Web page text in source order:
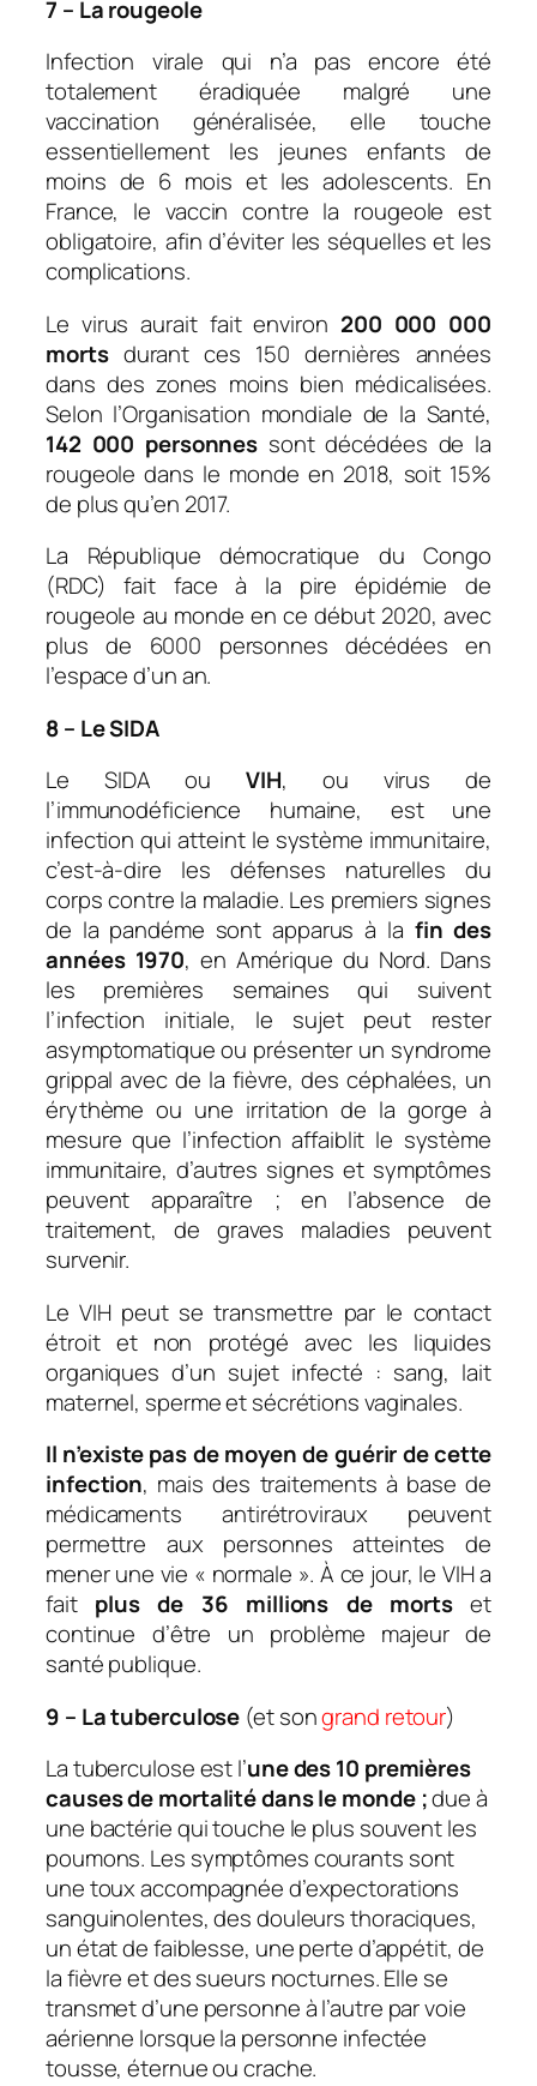
7 – La rougeole
Infection virale qui n’a pas encore été
totalement éradiquée malgré une
vaccination généralisée, elle touche
essentiellement les jeunes enfants de
moins de 6 mois et les adolescents. En
France, le vaccin contre la rougeole est
obligatoire, afin d’éviter les séquelles et les
complications.
Le virus aurait fait environ 200 000 000
mortsdurant ces 150 dernières années
dans des zones moins bien médicalisées.
Selon l’Organisation mondiale de la Santé,
142 000 personnes sont décédées de la
rougeole dans le monde en 2018, soit 15%
de plus qu’en 2017.
La République démocratique du Congo
(RDC) fait face à la pire épidémie de
rougeole au monde en ce début 2020, avec
plus de 6000 personnes décédées en
l’espace d’un an.
8 – Le SIDA
Le SIDA ouVIH, ou virus de
l’immunodéficience humaine, est une
infection qui atteint le système immunitaire,
c’est-à-dire les défenses naturelles du
corps contre la maladie. Les premiers signes
de la pandéme sont apparus à la fin des
années 1970, en Amérique du Nord. Dans
les premières semaines qui suivent
l’infection initiale, le sujet peut rester
asymptomatique ou présenter un syndrome
grippal avec de la fièvre, des céphalées, un
érythème ou une irritation de la gorge à
mesure que l’infection affaiblit le système
immunitaire, d’autres signes et symptômes
peuvent apparaître ; en l’absence de
traitement, de graves maladies peuvent
survenir.
Le VIH peut se transmettre par le contact
étroit et non protégé avec les liquides
organiques d’un sujet infecté : sang, lait
maternel, sperme et sécrétions vaginales.
Il n’existe pas de moyen de guérir de cette
infection, mais des traitements à base de
médicaments antirétroviraux peuvent
permettre aux personnes atteintes de
mener une vie « normale ». À ce jour, le VIH a
fait plus de 36 millions de mortset
continue d’être un problème majeur de
santé publique.
9 – La tuberculose (et songrand retour)
La tuberculose est l’une des 10 premières
causes de mortalité dans le monde ;due à
une bactérie qui touche le plus souvent les
poumons. Les symptômes courants sont
une toux accompagnée d’expectorations
sanguinolentes, des douleurs thoraciques,
un état de faiblesse, une perte d’appétit, de
la fièvre et des sueurs nocturnes. Elle se
transmet d’une personne à l’autre par voie
aérienne lorsque la personne infectée
tousse, éternue ou crache.